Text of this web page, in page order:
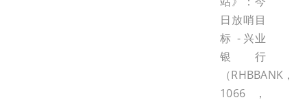
日放哨目
标 - 兴业
银行
（RHBBANK，
1066，